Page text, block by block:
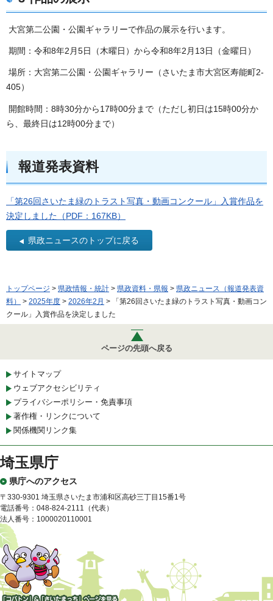
大宮第二公園・公園ギャラリーで作品の展示を行います。
期間：令和8年2月5日（木曜日）から令和8年2月13日（金曜日）
場所：大宮第二公園・公園ギャラリー（さいたま市大宮区寿能町2-
405）
開館時間：8時30分から17時00分まで（ただし初日は15時00分か
ら、最終日は12時00分まで）
報道発表資料
「第26回さいたま緑のトラスト写真・動画コンクール」入賞作品を
決定しました（PDF：167KB）
県政ニュースのトップに戻る
トップページ > 県政情報・統計 > 県政資料・県報 > 県政ニュース（報道発表資
料）
> 2025年度 > 2026年2月 > 「第26回さいたま緑のトラスト写真・動画コン
クール」入賞作品を決定しました
ページの先頭へ戻る
サイトマップ
ウェブアクセシビリティ
プライバシーポリシー・免責事項
著作権・リンクについて
関係機関リンク集
埼玉県庁
県庁へのアクセス
〒330-9301 埼玉県さいたま市浦和区高砂三丁目15番1号
電話番号：048-824-2111（代表）
法人番号：1000020110001